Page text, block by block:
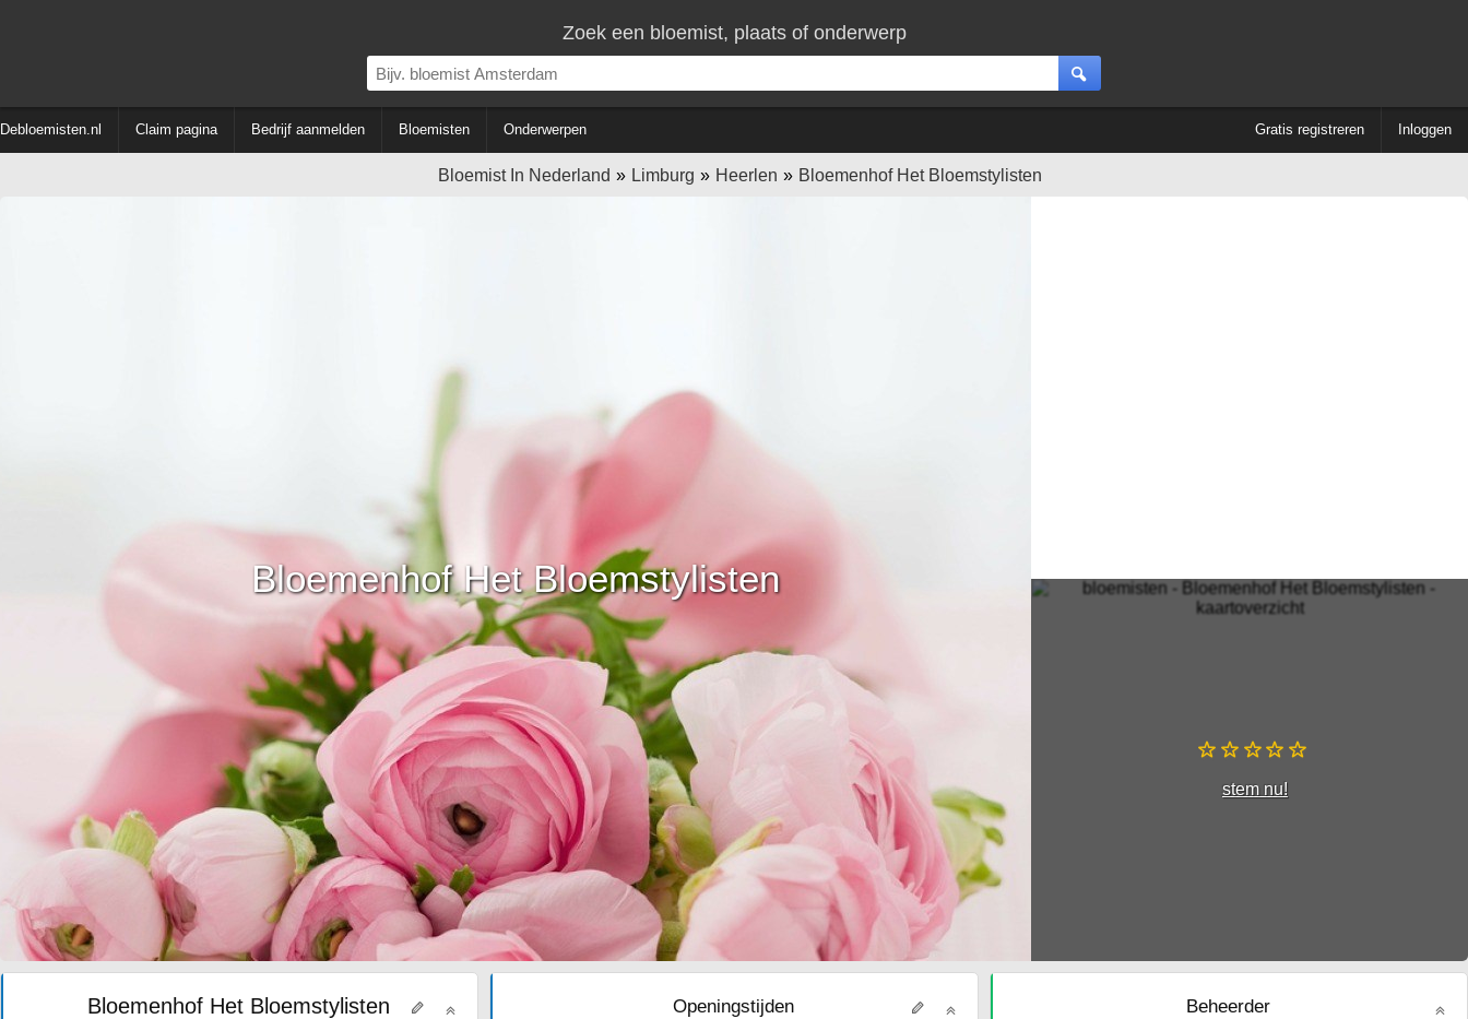
Zoek een bloemist, plaats of onderwerp
Debloemisten.nl Claim pagina Bedrijf aanmelden Bloemisten Onderwerpen Gratis registreren Inloggen
Bloemist In Nederland Limburg Heerlen Bloemenhof Het Bloemstylisten
Bloemenhof Het Bloemstylisten
stem nu!
Bloemenhof Het Bloemstylisten Openingstijden Beheerder